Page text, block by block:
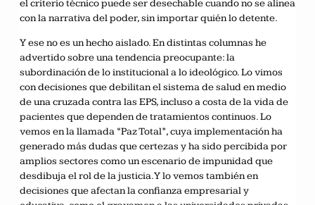
el criterio técnico puede ser desechable cuando no se alinea
con la narrativa del poder, sin importar quién lo detente.
Y ese no es un hecho aislado. En distintas columnas he
advertido sobre una tendencia preocupante: la
subordinación de lo institucional a lo ideológico. Lo vimos
con decisiones que debilitan el sistema de salud en medio
de una cruzada contra las EPS, incluso a costa de la vida de
pacientes que dependen de tratamientos continuos. Lo
vemos en la llamada “Paz Total”, cuya implementación ha
generado más dudas que certezas y ha sido percibida por
amplios sectores como un escenario de impunidad que
desdibuja el rol de la justicia. Y lo vemos también en
decisiones que afectan la confianza empresarial y